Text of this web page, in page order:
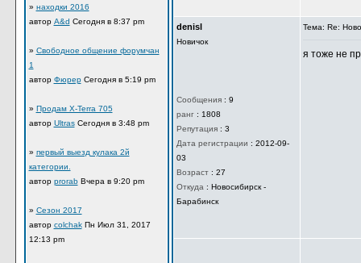
» находки 2016
автор A&d Сегодня в 8:37 pm
» Свободное общение форумчан
1
автор ФюрерСегодня в 5:19 pm
» Продам X-Terra 705
автор UltrasСегодня в 3:48 pm
» первый выезд кулака 2й
категории.
автор prorabВчера в 9:20 pm
» Сезон 2017
автор colchakПн Июл 31, 2017
12:13 pm
denisl
Новичок
Сообщения: 9
ранг: 1808
Репутация: 3
Дата регистрации : 2012-09-
03
Возраст: 27
Откуда : Новосибирск -
Барабинск
Тема: Re:
я тоже не